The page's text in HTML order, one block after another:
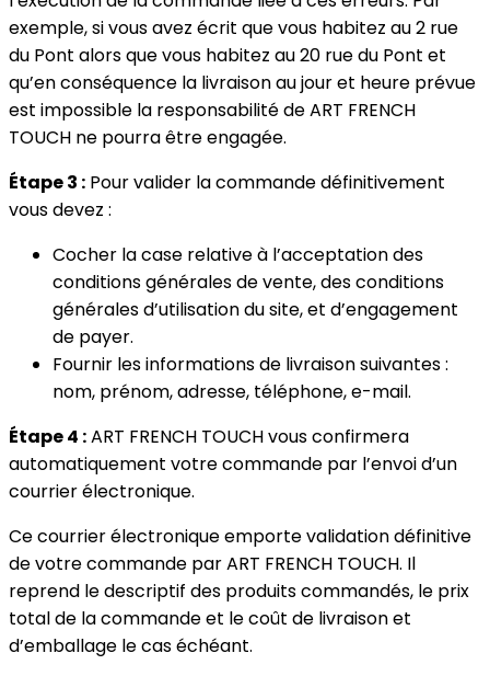
exemple, si vous avez écrit que vous habitez au 2 rue
du Pont alors que vous habitez au 20 rue du Pont et
qu’en conséquence la livraison au jour et heure prévue
est impossible la responsabilité de ART FRENCH
TOUCH ne pourra être engagée.
Étape 3 : Pour valider la commande définitivement
vous devez :
Cocher la case relative à l’acceptation des
conditions générales de vente, des conditions
générales d’utilisation du site, et d’engagement
de payer.
Fournir les informations de livraison suivantes :
nom, prénom, adresse, téléphone, e-mail.
Étape 4 :ART FRENCH TOUCH vous confirmera
automatiquement votre commande par l’envoi d’un
courrier électronique.
Ce courrier électronique emporte validation définitive
de votre commande par ART FRENCH TOUCH. Il
reprend le descriptif des produits commandés, le prix
total de la commande et le coût de livraison et
d’emballage le cas échéant.